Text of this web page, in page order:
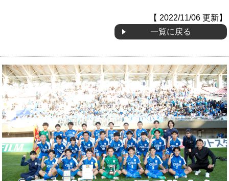
【 2022/11/06 更新】
一覧に戻る